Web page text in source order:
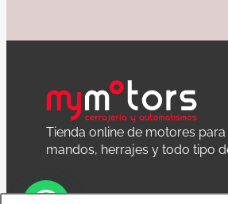
Tienda online de motores
mandos, herrajes y todo tipo